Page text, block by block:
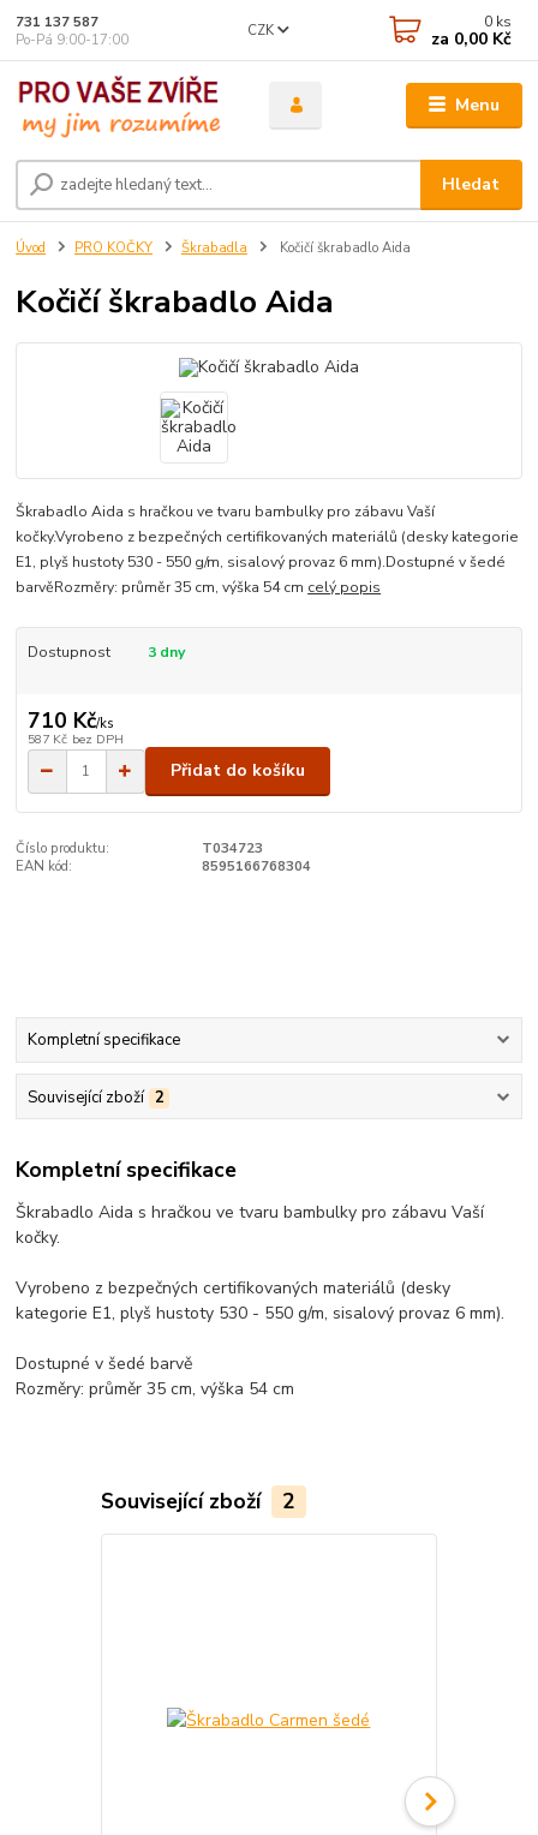
Menu
CZK
Hledat
731 137 587
Po-Pá 9:00-17:00
0 ks
za 0,00 Kč
Úvod PRO KOČKY Škrabadla Kočičí škrabadlo Aida
Kočičí škrabadlo Aida
Škrabadlo Aida s hračkou ve tvaru bambulky pro zábavu Vaší
kočky.Vyrobeno z bezpečných certifikovaných materiálů (desky kategorie
E1, plyš hustoty 530 - 550 g/m, sisalový provaz 6 mm).Dostupné v šedé
barvěRozměry: průměr 35 cm, výška 54 cm celý popis
Dostupnost 3 dny
710 Kč/ks
587 Kč bez DPH
Přidat do košíku
Číslo produktu:
T034723
EAN kód:
8595166768304
Kompletní specifikace
Související zboží 2
Kompletní specifikace
Škrabadlo Aida s hračkou ve tvaru bambulky pro zábavu Vaší
kočky.
Vyrobeno z bezpečných certifikovaných materiálů (desky
kategorie E1, plyš hustoty 530 - 550 g/m, sisalový provaz 6 mm).
Dostupné v šedé barvě
Rozměry: průměr 35 cm, výška 54 cm
Související zboží 2